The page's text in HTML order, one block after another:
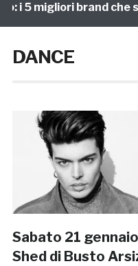
i 5 migliori brand che
DANCE
Sabato 21
Shed di Busto